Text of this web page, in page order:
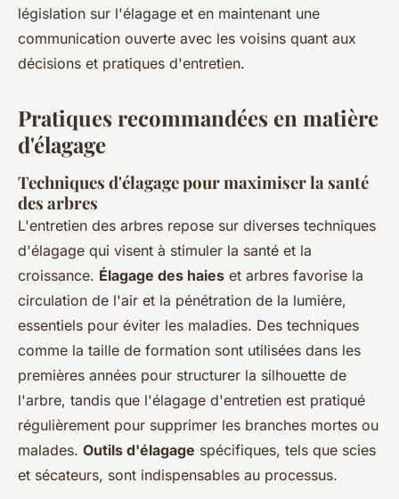
législation sur l'élagage et en maintenant une
communication ouverte avec les voisins quant aux
décisions et pratiques d'entretien.
Pratiques recommandées en matière
d'élagage
Techniques d'élagage pour maximiser la santé
des arbres
L'entretien des arbres repose sur diverses techniques
d'élagage qui visent à stimuler la santé et la
croissance. Élagage des haies et arbres favorise la
circulation de l'air et la pénétration de la lumière,
essentiels pour éviter les maladies. Des techniques
comme la taille de formation sont utilisées dans les
premières années pour structurer la silhouette de
l'arbre, tandis que l'élagage d'entretien est pratiqué
régulièrement pour supprimer les branches mortes ou
malades. Outils d'élagage spécifiques, tels que scies
et sécateurs, sont indispensables au processus.